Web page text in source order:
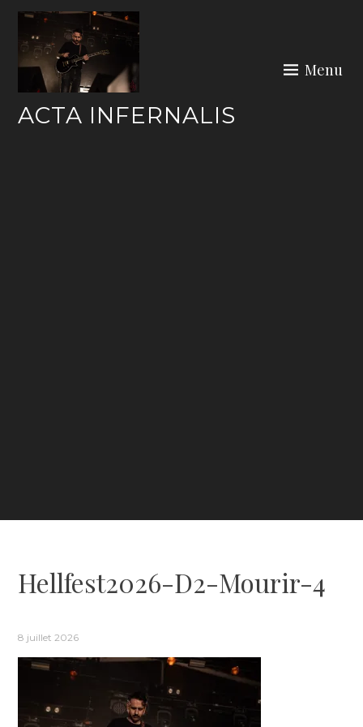
Skip
content
ACTA INFERNALIS
Menu
Hellfest2026-D2-Mourir-4
8 juillet 2026